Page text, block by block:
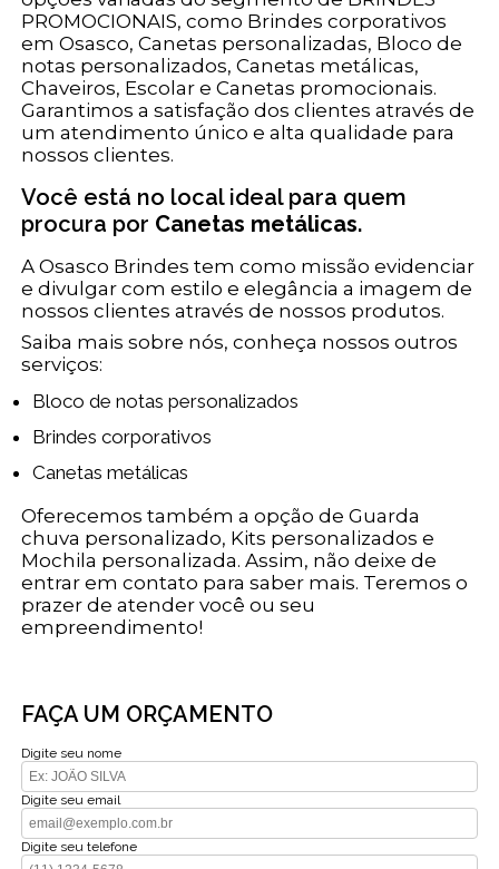
PROMOCIONAIS, como Brindes corporativos
em Osasco, Canetas personalizadas, Bloco de
notas personalizados, Canetas metálicas,
Chaveiros, Escolar e Canetas promocionais.
Garantimos a satisfação dos clientes através de
um atendimento único e alta qualidade para
nossos clientes.
Você está no local ideal para quem
procura por Canetas metálicas.
A Osasco Brindes tem como missão evidenciar
e divulgar com estilo e elegância a imagem de
nossos clientes através de nossos produtos.
Saiba mais sobre nós, conheça nossos outros
serviços:
Bloco de notas personalizados
Brindes corporativos
Canetas metálicas
Oferecemos também a opção de Guarda
chuva personalizado, Kits personalizados e
Mochila personalizada. Assim, não deixe de
entrar em contato para saber mais. Teremos o
prazer de atender você ou seu
empreendimento!
FAÇA UM ORÇAMENTO
Digite seu nome
Digite seu email
Digite seu telefone